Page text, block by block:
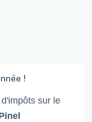
!
sur le